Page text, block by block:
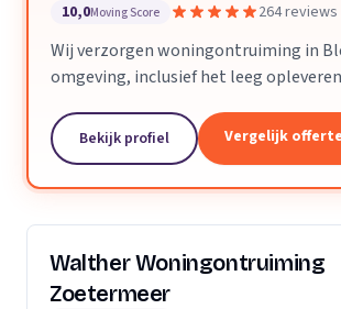
10,0Moving Score 264 reviews
Wij verzorgen woningontruiming in
omgeving, inclusief het leeg
Bekijk profiel Vergelijk
Walther Woningontruiming
Zoetermeer